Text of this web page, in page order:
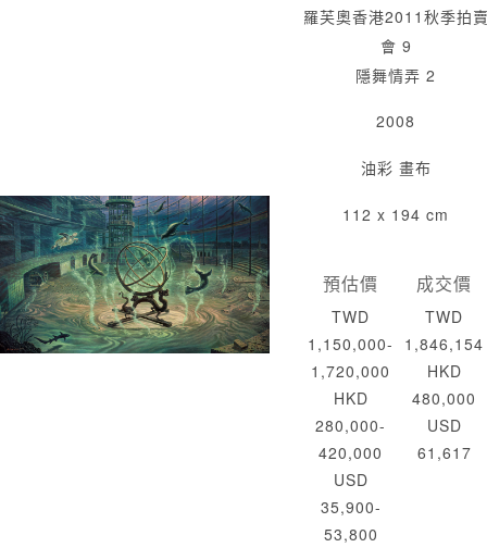
羅芙奧香港2011秋季拍
會 9
隱舞情弄 2
2008
油彩 畫布
112 x 194 cm
預估價
TWD
1,150,000-
1,720,000
HKD
280,000-
420,000
USD
35,900-
53,800
成交價
TWD
1,846,154
HKD
480,000
USD
61,617